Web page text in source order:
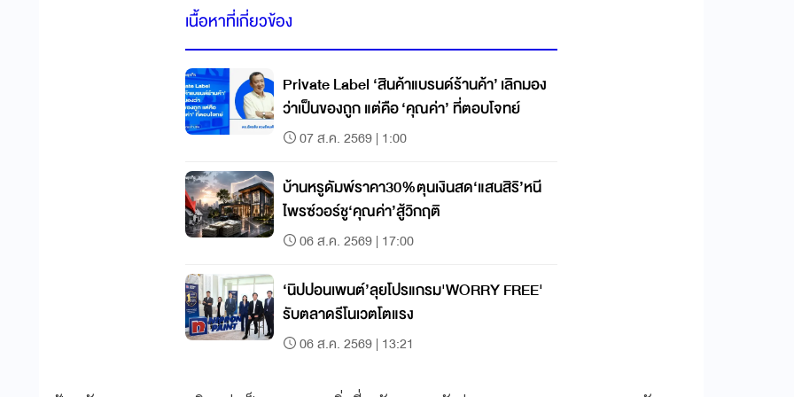
เนื้อหาที่เกี่ยวข้อง
Private Label ‘สินค้าแบรนด์ร้านค้า’ เลิกมอง
ว่าเป็นของถูก แต่คือ ‘คุณค่า’ ที่ตอบโจทย์
07 ส.ค. 2569 | 1:00
บ้านหรูดัมพ์ราคา30%ตุนเงินสด‘แสนสิริ’หนี
ไพรซ์วอร์ชู‘คุณค่า’สู้วิกฤติ
06 ส.ค. 2569 | 17:00
‘นิปปอนเพนต์’ลุยโปรแกรม'WORRY FREE'
รับตลาดรีโนเวตโตแรง
06 ส.ค. 2569 | 13:21